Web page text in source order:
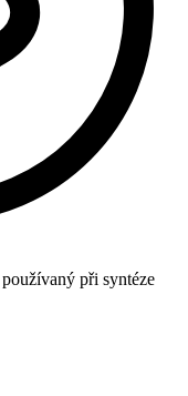
při syntéze